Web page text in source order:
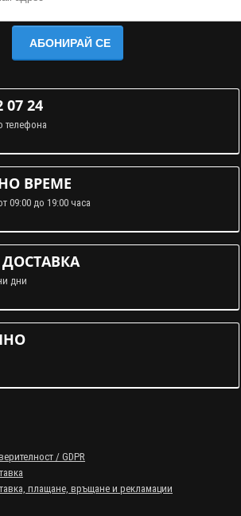
АБОНИРАЙ СЕ
07 24
телефона
ВРЕМЕ
09:00 до 19:00 часа
дни
/ GDPR
плащане, връщане и рекламации